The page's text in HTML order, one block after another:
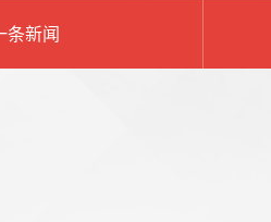
条新闻